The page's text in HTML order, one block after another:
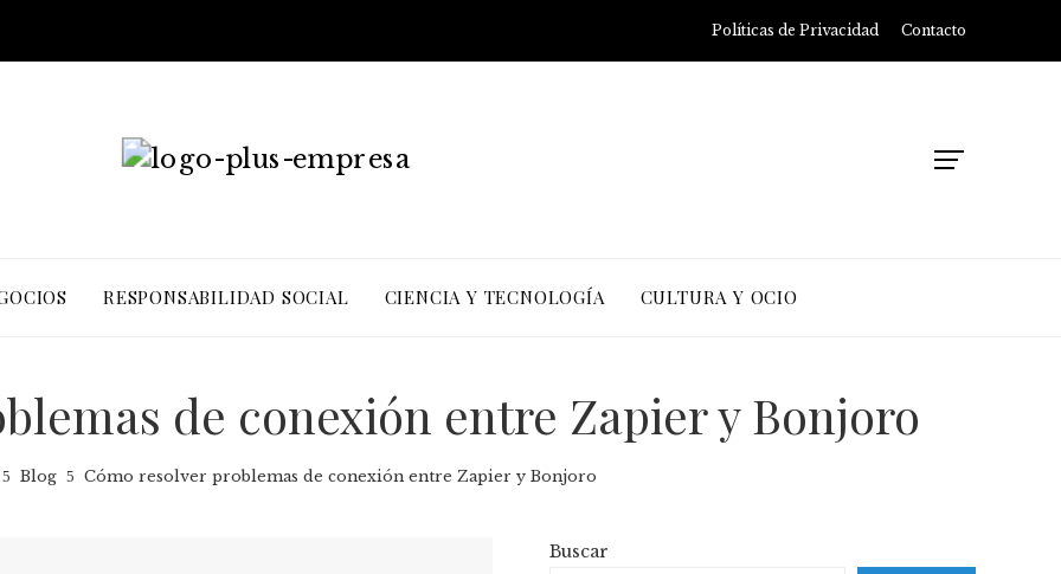
Políticas de Privacidad Contacto
RESPONSABILIDAD SOCIAL CIENCIA Y TECNOLOGÍA CULTURA Y OCIO
de conexión entre Zapier y Bonjoro
Blog Cómo resolver problemas de conexión entre Zapier y Bonjoro
Buscar